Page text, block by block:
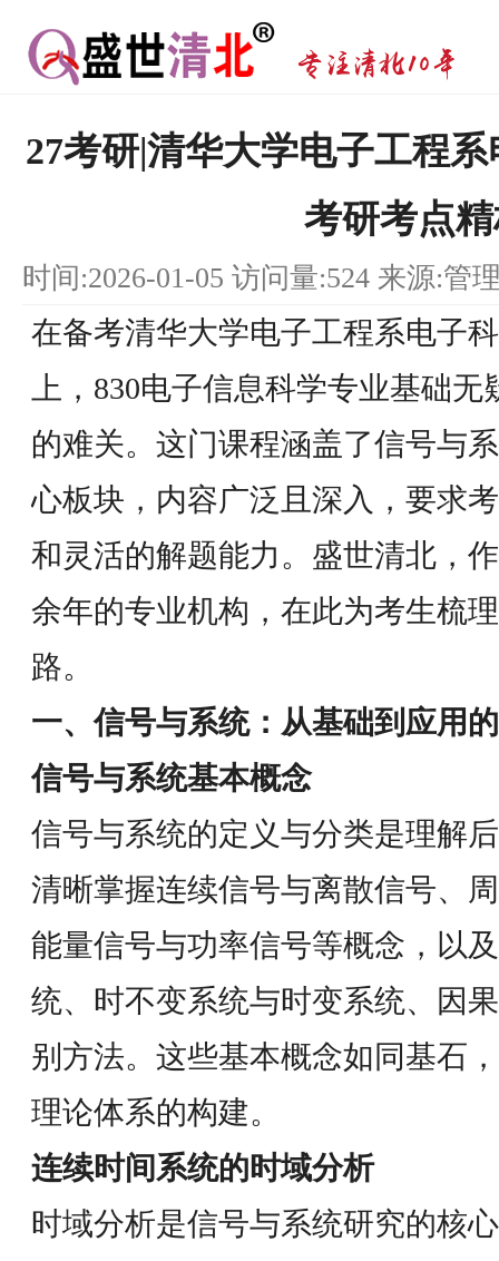
27考研|清华大学电子工程
考研考点
时间:2026-01-05 访问量:524 来源:管
在备考清华大学电子工程系电子
上，830电子信息科学专业基础
的难关。这门课程涵盖了信号与
心板块，内容广泛且深入，要求
和灵活的解题能力。盛世清北，
余年的专业机构，在此为考生梳
路。
一、信号与系统：从基础到应用
信号与系统基本概念
信号与系统的定义与分类是理解
清晰掌握连续信号与离散信号、
能量信号与功率信号等概念，以
统、时不变系统与时变系统、因
别方法。这些基本概念如同基石
理论体系的构建。
连续时间系统的时域分析
时域分析是信号与系统研究的核